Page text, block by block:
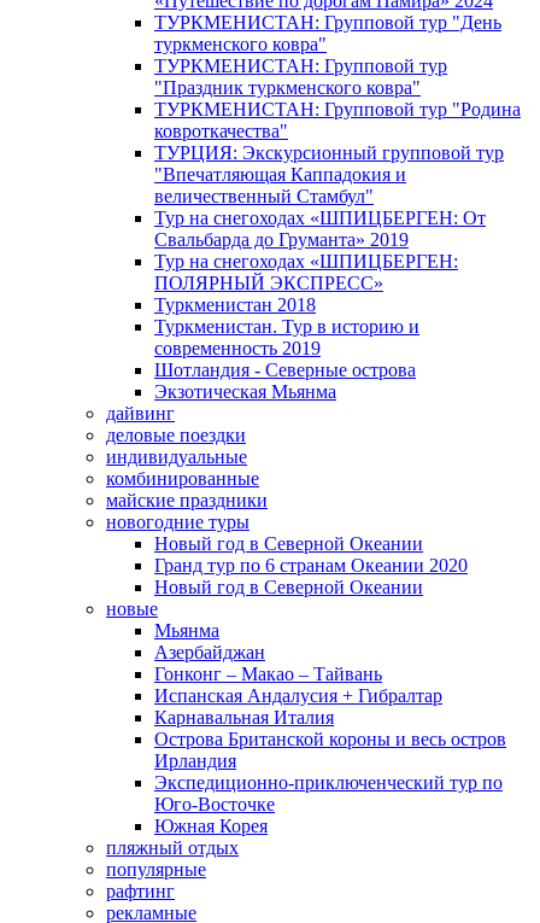
ТУРКМЕНИСТАН: Групповой тур "День
туркменского ковра"
ТУРКМЕНИСТАН: Групповой тур
"Праздник туркменского ковра"
ТУРКМЕНИСТАН: Групповой тур "Родина
ковроткачества"
ТУРЦИЯ: Экскурсионный групповой тур
"Впечатляющая Каппадокия и
величественный Стамбул"
Тур на снегоходах «ШПИЦБЕРГЕН: От
Свальбарда до Груманта» 2019
Тур на снегоходах «ШПИЦБЕРГЕН:
ПОЛЯРНЫЙ ЭКСПРЕСС»
Туркменистан 2018
Туркменистан. Тур в историю и
современность 2019
Шотландия - Северные острова
Экзотическая Мьянма
дайвинг
деловые поездки
индивидуальные
комбинированные
майские праздники
новогодние туры
Новый год в Северной Океании
Гранд тур по 6 странам Океании 2020
Новый год в Северной Океании
новые
Мьянма
Азербайджан
Гонконг – Макао – Тайвань
Испанская Андалусия + Гибралтар
Карнавальная Италия
Острова Британской короны и весь остров
Ирландия
Экспедиционно-приключенческий тур по
Юго-Восточке
Южная Корея
пляжный отдых
популярные
рафтинг
рекламные